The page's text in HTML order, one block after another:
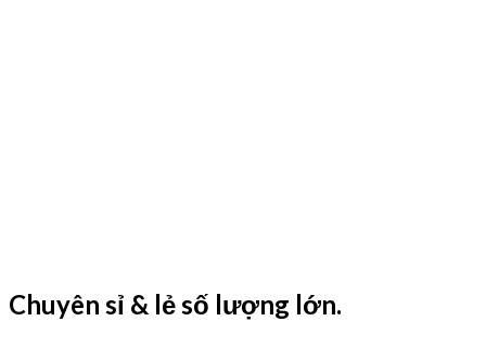
Chuyên sỉ & lẻ số lượng lớn.